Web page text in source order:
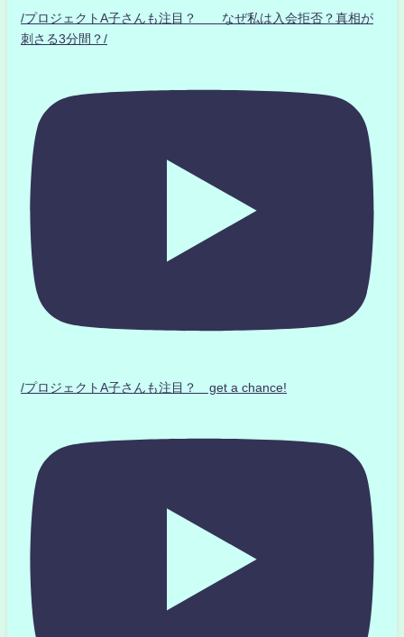
/プロジェクトA子さんも注目？ なぜ私は入会拒否？真相が
刺さる3分間？/
/プロジェクトA子さんも注目？ get a chance!